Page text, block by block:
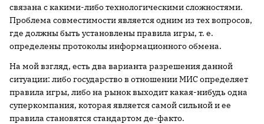
связана с какими-либо технологическими сложностями.
Проблема совместимости является одним из тех вопросов,
где должны быть установлены правила игры, т. е.
определены протоколы информационного обмена.
На мой взгляд, есть два варианта разрешения данной
ситуации: либо государство в отношении МИС определяет
правила игры, либо на рынок выходит какая-нибудь одна
суперкомпания, которая является самой сильной и ее
правила становятся стандартом де-факто.